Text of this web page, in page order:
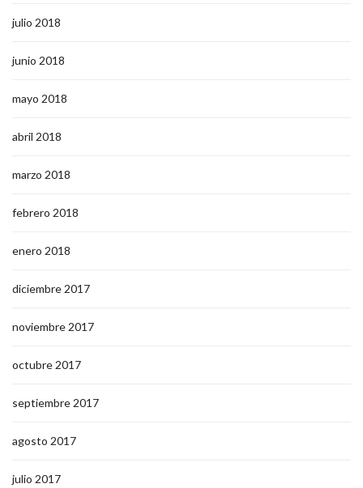
julio 2018
junio 2018
mayo 2018
abril 2018
marzo 2018
febrero 2018
enero 2018
diciembre 2017
noviembre 2017
octubre 2017
septiembre 2017
agosto 2017
julio 2017